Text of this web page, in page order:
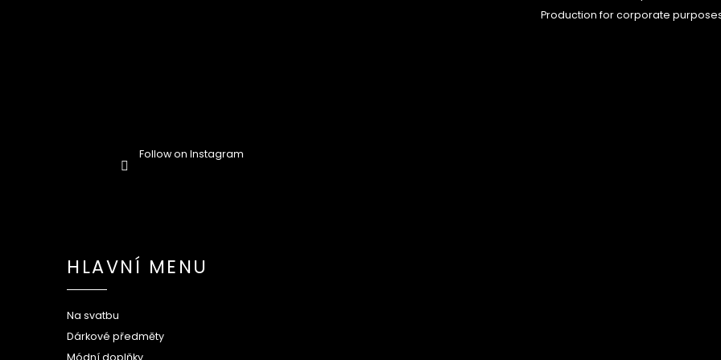
Follow on Instagram
Production for corporate
HLAVNÍ MENU
Na svatbu
Dárkové předměty